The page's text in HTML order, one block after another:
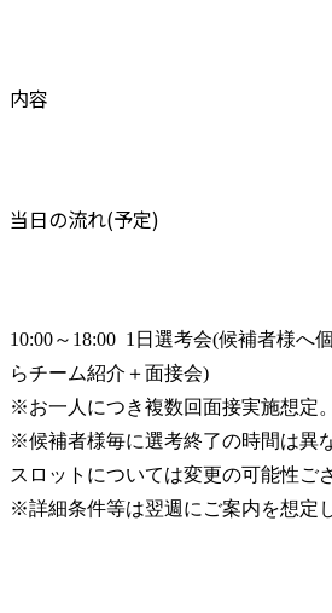
内容
当日の流れ(予定)
10:00～18:00  1日選考会(候補者様へ
らチーム紹介＋面接会)
※お一人につき複数回面接実施想定。
※候補者様毎に選考終了の時間は異
スロットについては変更の可能性ご
※詳細条件等は翌週にご案内を想定